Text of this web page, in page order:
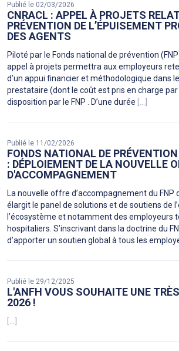
Publié le 02/03/2026
CNRACL : APPEL À PROJETS
PRÉVENTION DE L’ÉPUISEMENT
DES AGENTS
Piloté par le Fonds national de prévention
appel à projets permettra aux employeurs
d’un appui financier et méthodologique dans
prestataire (dont le coût est pris en charge par
disposition par le FNP . D’une durée [...]
Publié le 11/02/2026
FONDS NATIONAL DE
: DÉPLOIEMENT DE LA NOUVELLE
D'ACCOMPAGNEMENT
La nouvelle offre d’accompagnement du FNP
élargit le panel de solutions et de soutiens de
l’écosystème et notamment des employeurs
hospitaliers. S’inscrivant dans la doctrine du
d’apporter un soutien global à tous les
Publié le 29/12/2025
L'ANFH VOUS SOUHAITE UNE
2026 !
[...]